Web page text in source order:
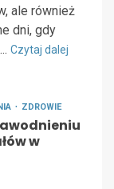
ale również
dni, gdy
Czytaj dalej
ZDROWIE
w